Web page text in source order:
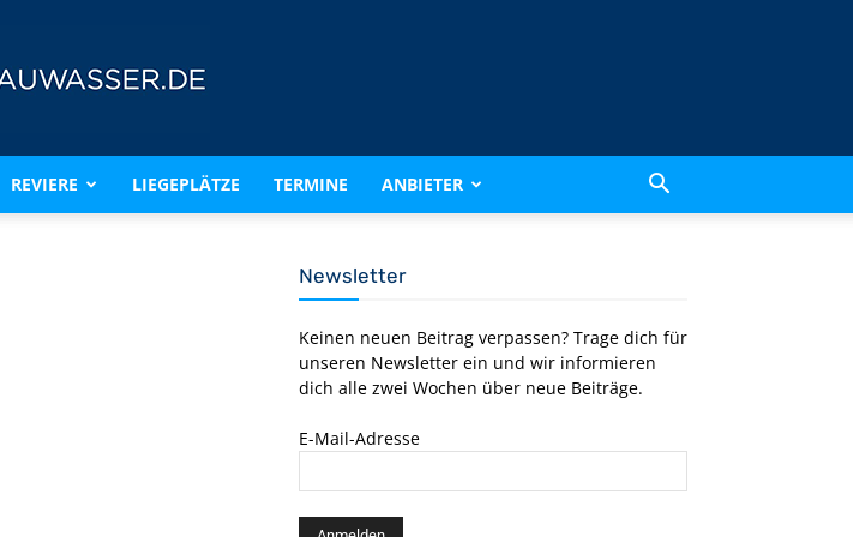
BLAUWASSER.DE
REVIERE LIEGEPLÄTZE TERMINE ANBIETER
Newsletter
Keinen neuen Beitrag verpassen? Trage dich für
unseren Newsletter ein und wir informieren
dich alle zwei Wochen über neue Beiträge.
E-Mail-Adresse